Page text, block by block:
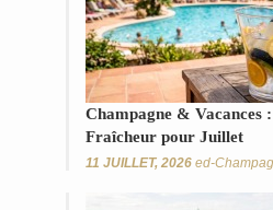
Champagne & Vacances
Fraîcheur pour Juillet
11 JUILLET, 2026 ed-